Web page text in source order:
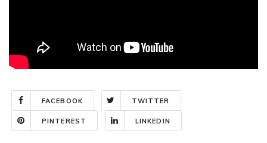
FACEBOOK TWITTER
PINTEREST LINKEDIN